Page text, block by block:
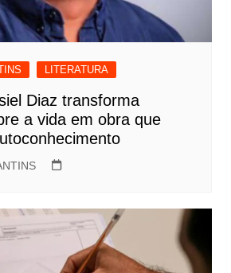
LITERATURA
Diaz transforma
a vida em obra que